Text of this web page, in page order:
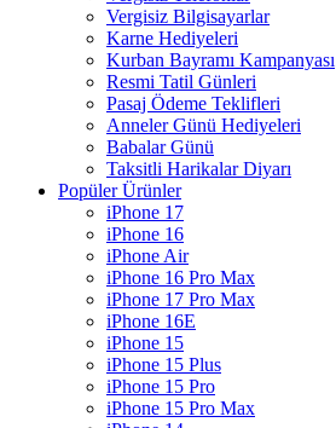
Vergisiz Bilgisayarlar
Karne Hediyeleri
Kurban Bayramı Kampanyası
Resmi Tatil Günleri
Pasaj Ödeme Teklifleri
Anneler Günü Hediyeleri
Babalar Günü
Taksitli Harikalar Diyarı
Popüler Ürünler
iPhone 17
iPhone 16
iPhone Air
iPhone 16 Pro Max
iPhone 17 Pro Max
iPhone 16E
iPhone 15
iPhone 15 Plus
iPhone 15 Pro
iPhone 15 Pro Max